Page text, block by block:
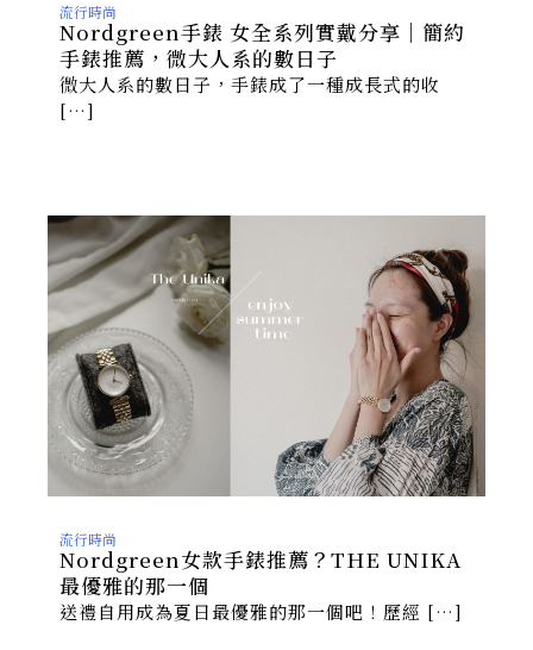
流行時尚
Nordgreen手錶 女全系列實戴分享｜簡約
手錶推薦，微大人系的數日子
微大人系的數日子，手錶成了一種成長式的收
[…]
流行時尚
Nordgreen女款手錶推薦？THE UNIKA
最優雅的那一個
送禮自用成為夏日最優雅的那一個吧！歷經 […]